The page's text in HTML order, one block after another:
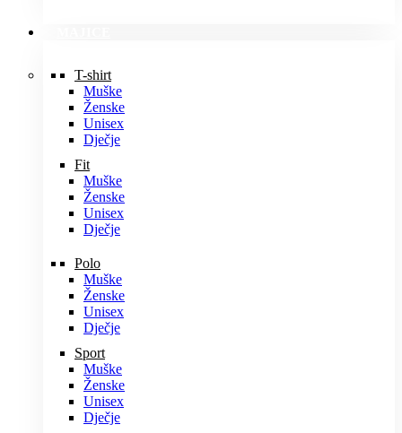
T-shirt
Muške
Ženske
Unisex
Dječje
Fit
Muške
Ženske
Unisex
Dječje
Polo
Muške
Ženske
Unisex
Dječje
Sport
Muške
Ženske
Unisex
Dječje